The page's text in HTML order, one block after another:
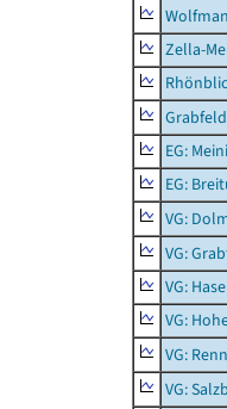
Zella-
Grabfeld
EG:
EG:
VG:
VG:
VG:
VG:
VG:
VG: